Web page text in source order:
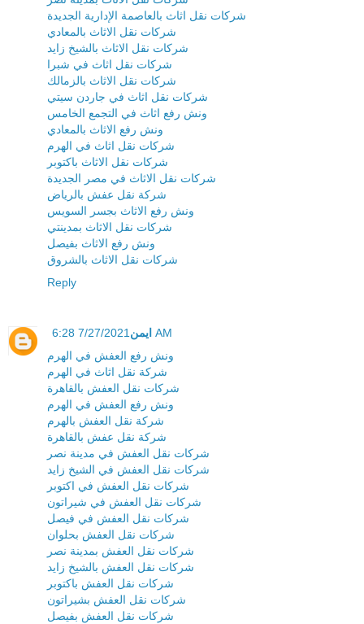
شركات نقل اثاث بالعاصمة الإدارية الجديدة
شركات نقل الاثاث بالمعادي
شركات نقل الاثاث بالشيخ زايد
شركات نقل اثاث في شبرا
شركات نقل الاثاث بالزمالك
شركات نقل اثاث في جاردن سيتي
ونش رفع اثاث في التجمع الخامس
ونش رفع الاثاث بالمعادي
شركات نقل اثاث في الهرم
شركات نقل الاثاث باكتوبر
شركات نقل الاثاث في مصر الجديدة
شركة نقل عفش بالرياض
ونش رفع الاثاث بجسر السويس
شركات نقل الاثاث بمدينتي
ونش رفع الاثاث بفيصل
شركات نقل الاثاث بالشروق
Reply
ايمن 7/27/2021 6:28 AM
ونش رفع العفش في الهرم
شركة نقل اثاث في الهرم
شركات نقل العفش بالقاهرة
ونش رفع العفش في الهرم
شركة نقل العفش بالهرم
شركة نقل عفش بالقاهرة
شركات نقل العفش في مدينة نصر
شركات نقل العفش في الشيخ زايد
شركات نقل العفش في اكتوبر
شركات نقل العفش في شيراتون
شركات نقل العفش في فيصل
شركات نقل العفش بحلوان
شركات نقل العفش بمدينة نصر
شركات نقل العفش بالشيخ زايد
شركات نقل العفش باكتوبر
شركات نقل العفش بشيراتون
شركات نقل العفش بفيصل